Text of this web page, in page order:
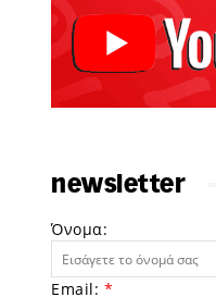
newsletter
Όνομα:
Email: *